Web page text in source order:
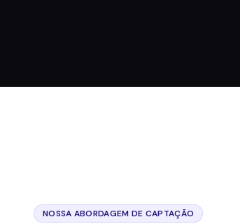
NOSSA ABORDAGEM DE CAPTAÇÃO